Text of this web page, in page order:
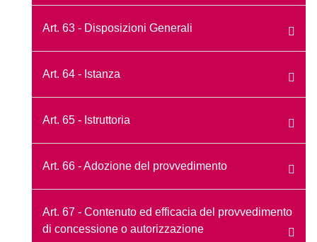
Art. 63 - Disposizioni Generali
Art. 64 - Istanza
Art. 65 - Istruttoria
Art. 66 - Adozione del provvedimento
Art. 67 - Contenuto ed efficacia del provvedimento
di concessione o autorizzazione